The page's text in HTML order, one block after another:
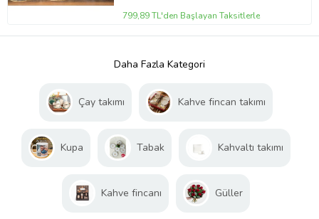
799,89 TL'den Başlayan Taksitlerle
Daha Fazla Kategori
Çay takımı Kahve fincan takımı
Kupa Tabak Kahvaltı takımı
Kahve fincanı Güller